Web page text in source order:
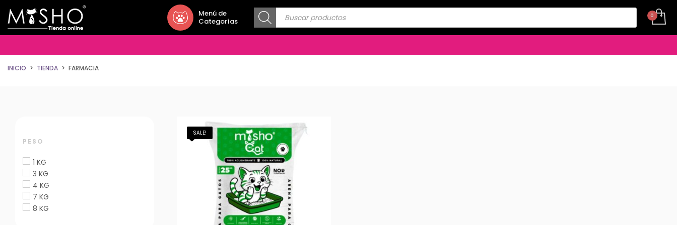
Menú de
Categorías
Búsqueda
de
productos
INICIO TIENDA FARMACIA
SALE!
PESO
1 KG
3 KG
4 KG
7 KG
8 KG